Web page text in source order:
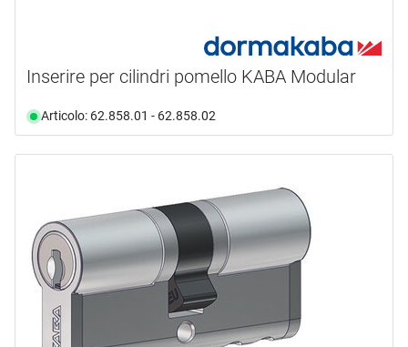
Inserire per cilindri pomello KABA Modular
Articolo: 62.858.01 - 62.858.02